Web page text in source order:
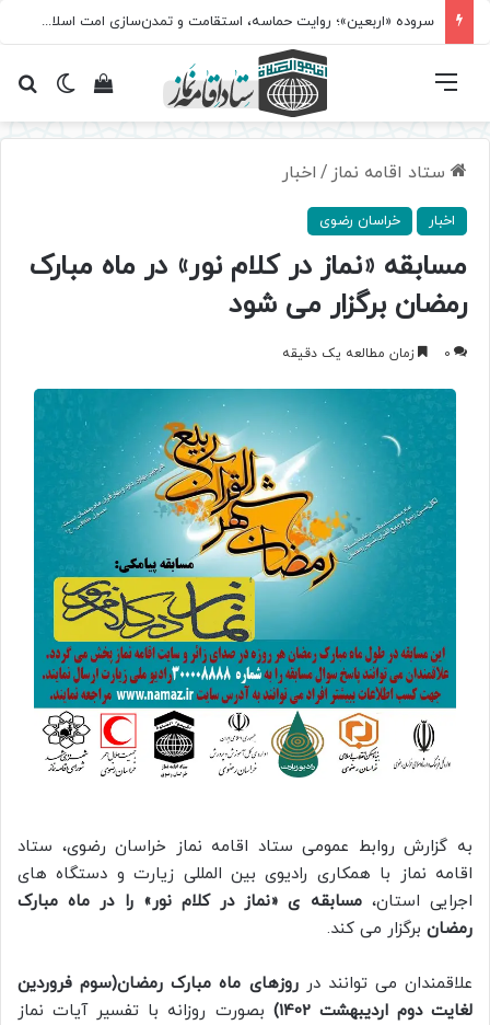
سروده‌ «اربعین»؛ روایت حماسه، استقامت و تمدن‌سازی امت اسلامی
تغییرمشاهده فهرست
ستاد اقامه نماز / اخبار
اخبار خراسان رضوی
مسابقه «نماز در کلام نور» در ماه مبارک
رمضان برگزار می شود
0 زمان مطالعه یک دقیقه
به گزارش روابط عمومی ستاد اقامه نماز خراسان رضوی، ستاد
اقامه نماز با همکاری رادیوی بین المللی زیارت و دستگاه های
اجرایی استان،مسابقه ی «نماز در کلام نور» را در ماه مبارک
رمضان برگزار می کند.
علاقمندان می توانند درروزهای ماه مبارک رمضان(سوم فروردین
لغایت دوم اردیبهشت 1402)
بصورت روزانه با تفسیر آیات نماز